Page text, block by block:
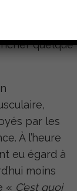
pour le
quelque
par les
À l’heure
eu égard à
moins
« C’est quoi